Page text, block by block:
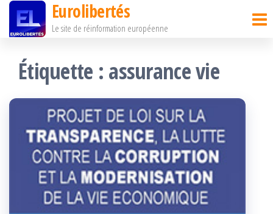
Passer
contenu
Eurolibertés
Le site de réinformation européenne
Étiquette : assurance vie